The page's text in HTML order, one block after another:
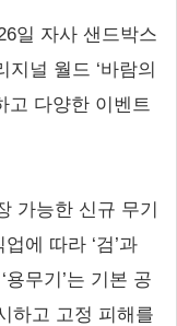
일 자사 샌드박스
지널 월드 ‘바람의
고 다양한 이벤트
가능한 신규 무기
에 따라 ‘검’과
용무기’는 기본 공
하고 고정 피해를